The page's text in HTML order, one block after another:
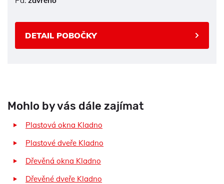
DETAIL POBOČKY
Mohlo by vás dále zajímat
Plastová okna Kladno
Plastové dveře Kladno
Dřevěná okna Kladno
Dřevěné dveře Kladno